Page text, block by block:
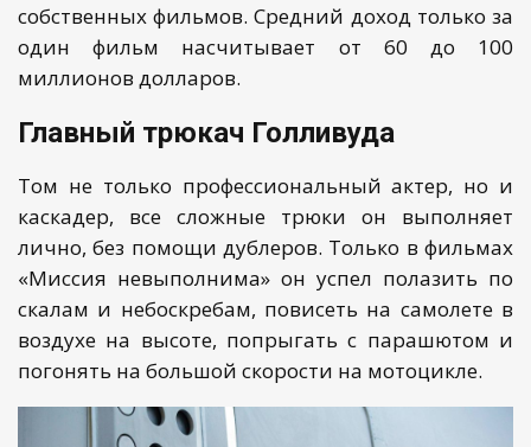
собственных фильмов. Средний доход только за
один фильм насчитывает от 60 до 100
миллионов долларов.
Главный трюкач Голливуда
Том не только профессиональный актер, но и
каскадер, все сложные трюки он выполняет
лично, без помощи дублеров. Только в фильмах
«Миссия невыполнима» он успел полазить по
скалам и небоскребам, повисеть на самолете в
воздухе на высоте, попрыгать с парашютом и
погонять на большой скорости на мотоцикле.